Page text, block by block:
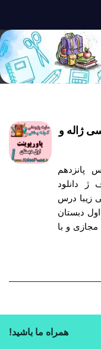
ژاله و
پانزدهم
ژ دانلود
زیبا درس
دبستان
و با
همراه ما باشید!